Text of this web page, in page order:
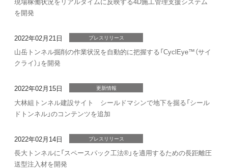
を開発
2022年02月21日 プレスリリース
山岳トンネル掘削の作業状況を自動的に把握する「CyclEye™（サイ
クライ）」を開発
2022年02月15日 更新情報
大林組トンネル建設サイト シールドマシンで地下を掘る「シール
ドトンネル」のコンテンツを追加
2022年02月14日 プレスリリース
長大トンネルに「スペースパック工法®」を適用するための長距離圧
送型注入材を開発